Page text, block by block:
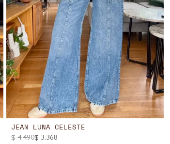
JEAN LUNA CELESTE
$4.490$ 3.368